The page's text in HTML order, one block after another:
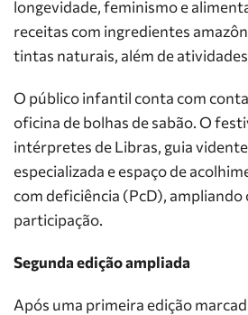
longevidade, feminismo e
receitas com ingredientes
tintas naturais, além de
O público infantil conta com
oficina de bolhas de sabão. O
intérpretes de Libras, guia
especializada e espaço de
com deficiência (PcD), ampliando
participação.
Segunda edição ampliada
Após uma primeira edição